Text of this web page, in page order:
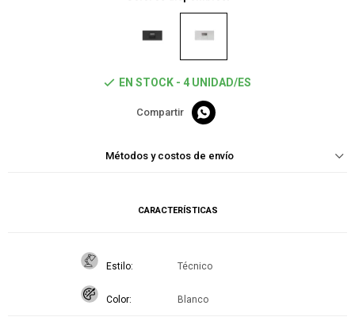
EN STOCK - 4 UNIDAD/ES

Métodos y costos de envío
CARACTERÍSTICAS
Estilo Técnico
Color Blanco